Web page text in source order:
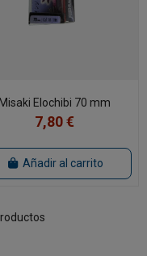
Misaki Elochibi 70 mm
7,80 €
Añadir al carrito